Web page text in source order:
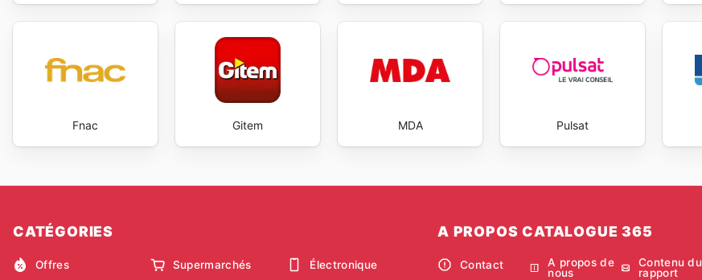
Fnac Gitem MDA Pulsat
CATÉGORIES
Offres Supermarchés Électronique
A PROPOS CATALOGUE 365
Contact
A propos de
nous
Contenu du
rapport